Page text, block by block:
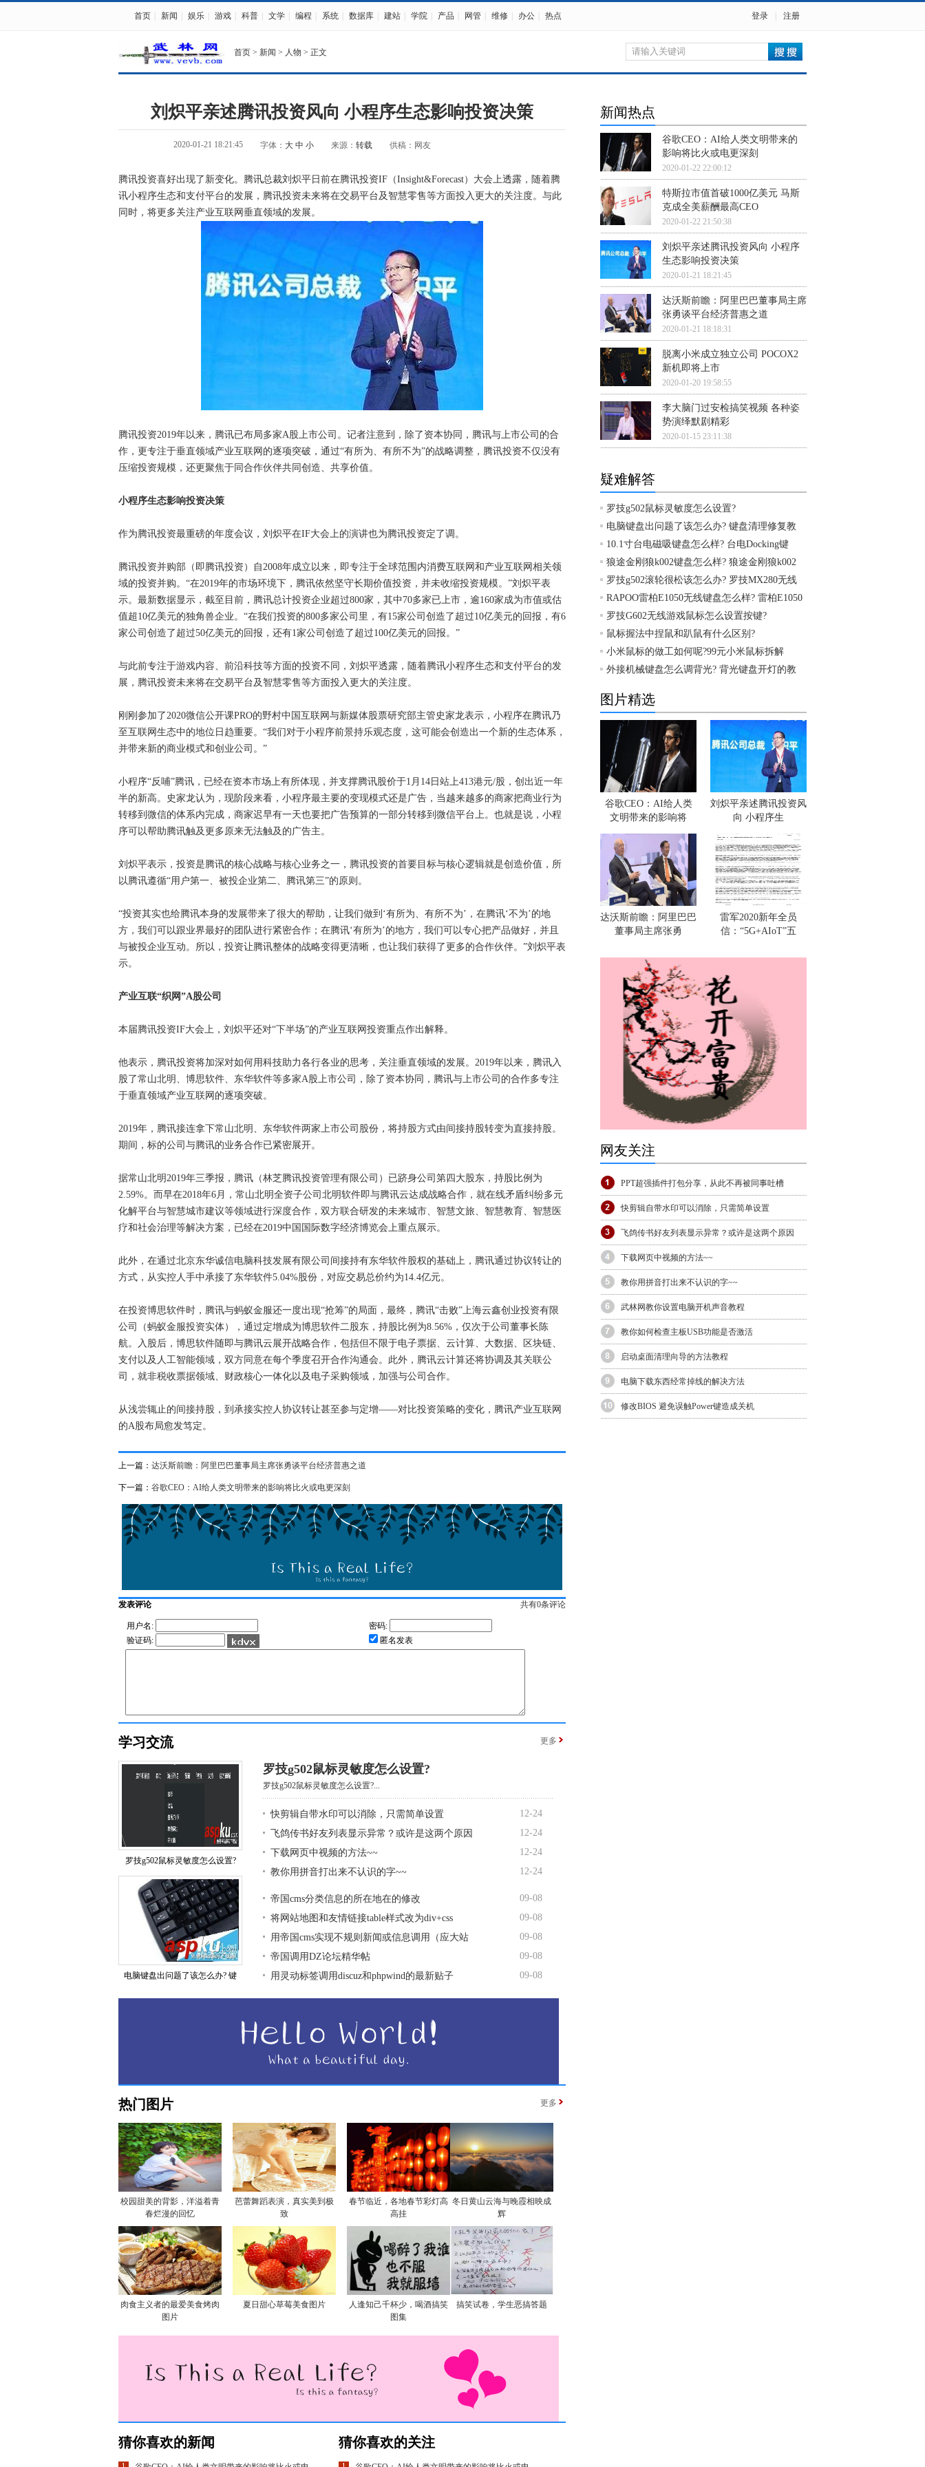
首页 新闻 娱乐 游戏 科普 文学 编程 系统 数据库 建站 学院 产品 网管 维修 办公 热点 登录 注册
首页 > 新闻 > 人物 > 正文
刘炽平亲述腾讯投资风向 小程序生态影响投资决策
2020-01-21 18:21:45 字体： 大 中 小 来源： 转载 供稿：网友
腾讯投资喜好出现了新变化。腾讯总裁刘炽平日前在腾讯投资IF（Insight&Forecast）大会上透露，随着腾
讯小程序生态和支付平台的发展，腾讯投资未来将在交易平台及智慧零售等方面投入更大的关注度。与此
同时，将更多关注产业互联网垂直领域的发展。
腾讯投资2019年以来，腾讯已布局多家A股上市公司。记者注意到，除了资本协同，腾讯与上市公司的合
作，更专注于垂直领域产业互联网的逐项突破，通过“有所为、有所不为”的战略调整，腾讯投资不仅没有
压缩投资规模，还更聚焦于同合作伙伴共同创造、共享价值。
小程序生态影响投资决策
作为腾讯投资最重磅的年度会议，刘炽平在IF大会上的演讲也为腾讯投资定了调。
腾讯投资并购部（即腾讯投资）自2008年成立以来，即专注于全球范围内消费互联网和产业互联网相关领
域的投资并购。“在2019年的市场环境下，腾讯依然坚守长期价值投资，并未收缩投资规模。”刘炽平表
示。最新数据显示，截至目前，腾讯总计投资企业超过800家，其中70多家已上市，逾160家成为市值或估
值超10亿美元的独角兽企业。“在我们投资的800多家公司里，有15家公司创造了超过10亿美元的回报，有6
家公司创造了超过50亿美元的回报，还有1家公司创造了超过100亿美元的回报。”
与此前专注于游戏内容、前沿科技等方面的投资不同，刘炽平透露，随着腾讯小程序生态和支付平台的发
展，腾讯投资未来将在交易平台及智慧零售等方面投入更大的关注度。
刚刚参加了2020微信公开课PRO的野村中国互联网与新媒体股票研究部主管史家龙表示，小程序在腾讯乃
至互联网生态中的地位日趋重要。“我们对于小程序前景持乐观态度，这可能会创造出一个新的生态体系，
并带来新的商业模式和创业公司。”
小程序“反哺”腾讯，已经在资本市场上有所体现，并支撑腾讯股价于1月14日站上413港元/股，创出近一年
半的新高。史家龙认为，现阶段来看，小程序最主要的变现模式还是广告，当越来越多的商家把商业行为
转移到微信的体系内完成，商家迟早有一天也要把广告预算的一部分转移到微信平台上。也就是说，小程
序可以帮助腾讯触及更多原来无法触及的广告主。
刘炽平表示，投资是腾讯的核心战略与核心业务之一，腾讯投资的首要目标与核心逻辑就是创造价值，所
以腾讯遵循“用户第一、被投企业第二、腾讯第三”的原则。
“投资其实也给腾讯本身的发展带来了很大的帮助，让我们做到‘有所为、有所不为’，在腾讯‘不为’的地
方，我们可以跟业界最好的团队进行紧密合作；在腾讯‘有所为’的地方，我们可以专心把产品做好，并且
与被投企业互动。所以，投资让腾讯整体的战略变得更清晰，也让我们获得了更多的合作伙伴。”刘炽平表
示。
产业互联“织网”A股公司
本届腾讯投资IF大会上，刘炽平还对“下半场”的产业互联网投资重点作出解释。
他表示，腾讯投资将加深对如何用科技助力各行各业的思考，关注垂直领域的发展。2019年以来，腾讯入
股了常山北明、博思软件、东华软件等多家A股上市公司，除了资本协同，腾讯与上市公司的合作多专注
于垂直领域产业互联网的逐项突破。
2019年，腾讯接连拿下常山北明、东华软件两家上市公司股份，将持股方式由间接持股转变为直接持股。
期间，标的公司与腾讯的业务合作已紧密展开。
据常山北明2019年三季报，腾讯（林芝腾讯投资管理有限公司）已跻身公司第四大股东，持股比例为
2.59%。而早在2018年6月，常山北明全资子公司北明软件即与腾讯云达成战略合作，就在线矛盾纠纷多元
化解平台与智慧城市建议等领域进行深度合作，双方联合研发的未来城市、智慧文旅、智慧教育、智慧医
疗和社会治理等解决方案，已经在2019中国国际数字经济博览会上重点展示。
此外，在通过北京东华诚信电脑科技发展有限公司间接持有东华软件股权的基础上，腾讯通过协议转让的
方式，从实控人手中承接了东华软件5.04%股份，对应交易总价约为14.4亿元。
在投资博思软件时，腾讯与蚂蚁金服还一度出现“抢筹”的局面，最终，腾讯“击败”上海云鑫创业投资有限
公司（蚂蚁金服投资实体），通过定增成为博思软件二股东，持股比例为8.56%，仅次于公司董事长陈
航。入股后，博思软件随即与腾讯云展开战略合作，包括但不限于电子票据、云计算、大数据、区块链、
支付以及人工智能领域，双方同意在每个季度召开合作沟通会。此外，腾讯云计算还将协调及其关联公
司，就非税收票据领域、财政核心一体化以及电子采购领域，加强与公司合作。
从浅尝辄止的间接持股，到承接实控人协议转让甚至参与定增——对比投资策略的变化，腾讯产业互联网
的A股布局愈发笃定。
上一篇： 达沃斯前瞻：阿里巴巴董事局主席张勇谈平台经济普惠之道
下一篇： 谷歌CEO：AI给人类文明带来的影响将比火或电更深刻
发表评论 共有0条评论
用户名:
密码:
验证码:
匿名发表
学习交流 更多
罗技g502鼠标灵敏度怎么设置?
电脑键盘出问题了该怎么办? 键
罗技g502鼠标灵敏度怎么设置?
罗技g502鼠标灵敏度怎么设置?...
快剪辑自带水印可以消除，只需简单设置
12-24
飞鸽传书好友列表显示异常？或许是这两个原因
12-24
下载网页中视频的方法~~
12-24
教你用拼音打出来不认识的字~~
12-24
帝国cms分类信息的所在地在的修改
09-08
将网站地图和友情链接table样式改为div+css
09-08
用帝国cms实现不规则新闻或信息调用（应大站
09-08
帝国调用DZ论坛精华帖
09-08
用灵动标签调用discuz和phpwind的最新贴子
09-08
热门图片 更多
校园甜美的背影，洋溢着青
春烂漫的回忆
芭蕾舞蹈表演，真实美到极
致
春节临近，各地春节彩灯高
高挂
冬日黄山云海与晚霞相映成
辉
肉食主义者的最爱美食烤肉
图片
夏日甜心草莓美食图片
人逢知己千杯少，喝酒搞笑
图集
搞笑试卷，学生恶搞答题
猜你喜欢的新闻 猜你喜欢的关注
新闻热点
谷歌CEO：AI给人类文明带来的
影响将比火或电更深刻
2020-01-22 22:00:12
特斯拉市值首破1000亿美元 马斯
克成全美薪酬最高CEO
2020-01-22 21:50:38
刘炽平亲述腾讯投资风向 小程序
生态影响投资决策
2020-01-21 18:21:45
达沃斯前瞻：阿里巴巴董事局主席
张勇谈平台经济普惠之道
2020-01-21 18:18:31
脱离小米成立独立公司 POCOX2
新机即将上市
2020-01-20 19:58:55
李大脑门过安检搞笑视频 各种姿
势演绎默剧精彩
2020-01-15 23:11:38
疑难解答
罗技g502鼠标灵敏度怎么设置?
电脑键盘出问题了该怎么办? 键盘清理修复教
10.1寸台电磁吸键盘怎么样? 台电Docking键
狼途金刚狼k002键盘怎么样? 狼途金刚狼k002
罗技g502滚轮很松该怎么办? 罗技MX280无线
RAPOO雷柏E1050无线键盘怎么样? 雷柏E1050
罗技G602无线游戏鼠标怎么设置按键?
鼠标握法中捏鼠和趴鼠有什么区别?
小米鼠标的做工如何呢?99元小米鼠标拆解
外接机械键盘怎么调背光? 背光键盘开灯的教
图片精选
谷歌CEO：AI给人类
文明带来的影响将
刘炽平亲述腾讯投资风
向 小程序生
达沃斯前瞻：阿里巴巴
董事局主席张勇
雷军2020新年全员
信：“5G+AIoT”五
网友关注
PPT超强插件打包分享，从此不再被同事吐槽
快剪辑自带水印可以消除，只需简单设置
飞鸽传书好友列表显示异常？或许是这两个原因
下载网页中视频的方法~~
教你用拼音打出来不认识的字~~
武林网教你设置电脑开机声音教程
教你如何检查主板USB功能是否激活
启动桌面清理向导的方法教程
电脑下载东西经常掉线的解决方法
修改BIOS 避免误触Power键造成关机